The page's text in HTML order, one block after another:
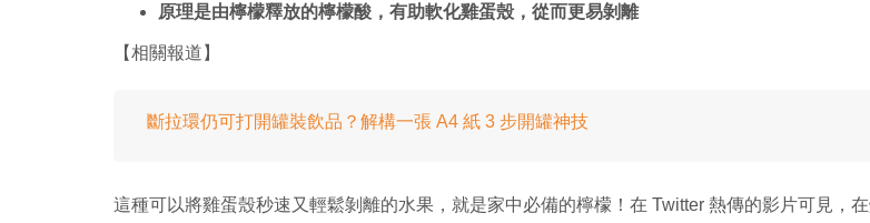
原理是由檸檬釋放的檸檬酸，有助軟化雞蛋殼，從而更易剝離
【相關報道】
斷拉環仍可打開罐裝飲品？解構一張 A4 紙 3 步開罐神技
這種可以將雞蛋殼秒速又輕鬆剝離的水果，就是家中必備的檸檬！在 Twitter 熱傳的影片可見，